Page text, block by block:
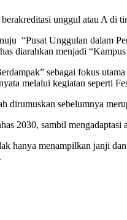
unggul atau A di
“Pusat Unggulan dalam
diarahkan menjadi
sebagai fokus
melalui kegiatan seperti
sebelumnya
2030, sambil mengadaptasi
hanya menampilkan janji